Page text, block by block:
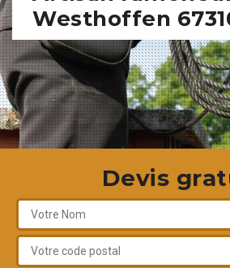
Westhoffen
Devis